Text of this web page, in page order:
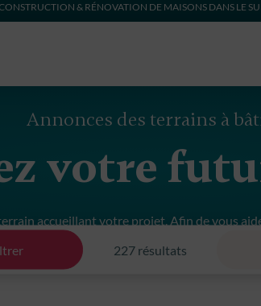
& RÉNOVATION DE MAISONS DANS LE
Annonces des terrains à
votre
accueillant votre projet. Afin de vous
Nous pouvons également faire de la
227 résultats